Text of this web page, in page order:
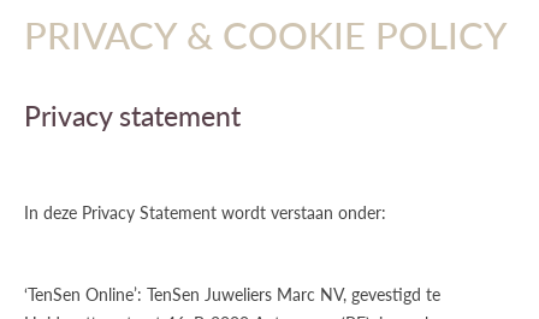
PRIVACY & COOKIE POLICY
Privacy statement
In deze Privacy Statement wordt verstaan onder:
‘TenSen Online’: TenSen Juweliers Marc NV, gevestigd te